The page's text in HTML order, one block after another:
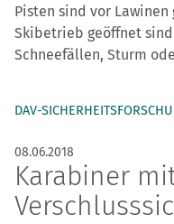
Pisten sind vor
Skibetrieb geöffnet
Schneefällen, Sturm
DAV-
08.06.2018
Karabiner